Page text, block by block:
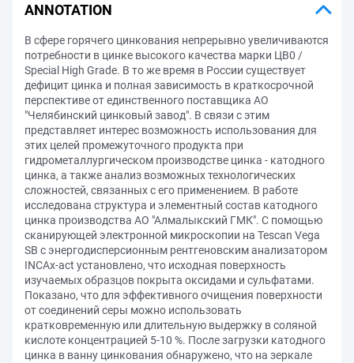
ANNOTATION
В сфере горячего цинкования непрерывно увеличиваются
потребности в цинке высокого качества марки ЦВ0 /
Special High Grade. В то же время в России существует
дефицит цинка и полная зависимость в краткосрочной
перспективе от единственного поставщика АО
"Челябинский цинковый завод". В связи с этим
представляет интерес возможность использования для
этих целей промежуточного продукта при
гидрометаллургическом производстве цинка - катодного
цинка, а также анализ возможных технологических
сложностей, связанных с его применением. В работе
исследована структура и элементный состав катодного
цинка производства АО "Алмалыкский ГМК". С помощью
сканирующей электронной микроскопии на Tescan Vega
SB с энергодисперсионным рентгеновским анализатором
INCAx-act установлено, что исходная поверхность
изучаемых образцов покрыта оксидами и сульфатами.
Показано, что для эффективного очищения поверхности
от соединений серы можно использовать
кратковременную или длительную выдержку в соляной
кислоте концентрацией 5-10 %. После загрузки катодного
цинка в ванну цинкования обнаружено, что на зеркале